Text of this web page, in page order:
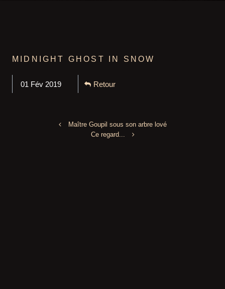
MIDNIGHT GHOST IN SNOW
01 Fév 2019 Retour
Maître Goupil sous son arbre lové
Ce regard...